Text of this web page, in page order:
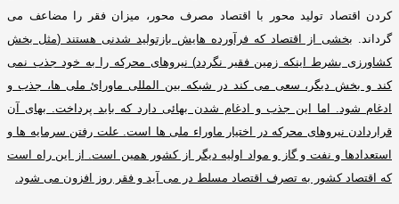
کردن اقتصاد تولید محور با اقتصاد مصرف محور، میزان فقر را مضاعف می
گرداند
بخشی از اقتصاد که فرآورده هایش بازتولید شدنی هستند (مثل بخش
کشاورزی بشرط اینکه زمین فقیر نگردد) نیروهای محرکه را به خود جذب نمی
کند و بخش دیگر، سعی می کند در شبکه بین المللی ماورائ ملی ها، جذب و
ادغام شود
اما این جذب و ادغام شدن بهائی دارد که باید پرداخت. بهای آن
قراردادن نیروهای محرکه در اختیار ماوراء ملی ها است. علت رفتن سرمایه ها و
استعدادها و نفت و گاز و مواد اولیه دیگر از کشور همین است.
از این راه است
که اقتصاد کشور به تصرف اقتصاد مسلط در می آید و فقر روز افزون می شود